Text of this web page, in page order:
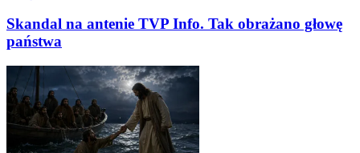
Skandal na antenie TVP Info. Tak obrażano głowę
państwa